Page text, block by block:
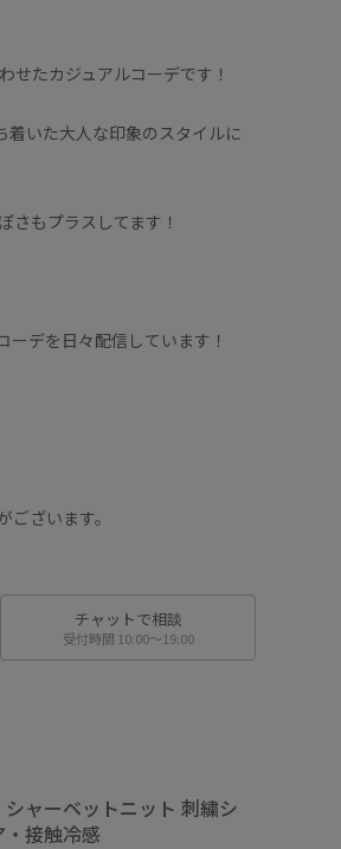
たカジュアルコーデです！
いた大人な印象のスタイルに
さもプラスしてます！
デを日々配信しています！
ざいます。
チャットで相談
受付時間 10:00〜19:00
シャーベットニット 刺繍シ
接触冷感